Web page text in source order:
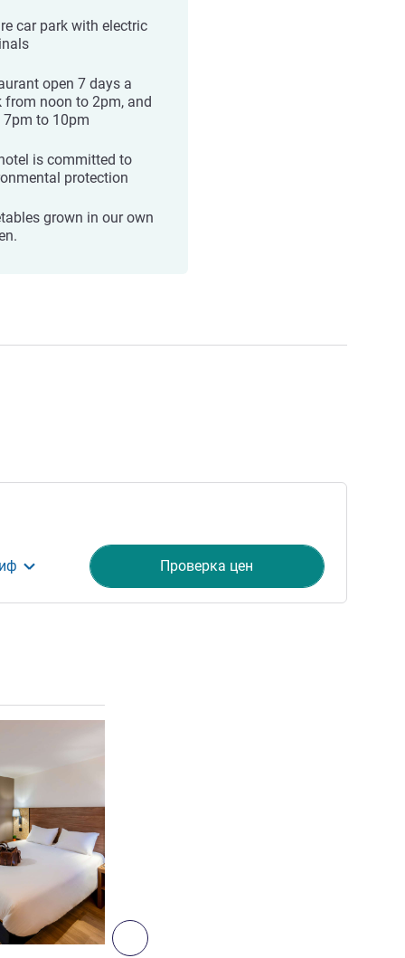
car park with electric
open 7 days a
from noon to 2pm, and
to 10pm
is committed to
protection
grown in our own
Проверка цен
Далее - Номер